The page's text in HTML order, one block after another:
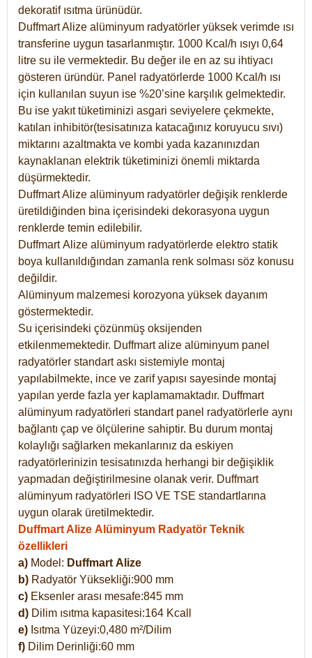
dekoratif ısıtma ürünüdür.
Duffmart Alize alüminyum radyatörler yüksek verimde ısı
transferine uygun tasarlanmıştır. 1000 Kcal/h ısıyı 0,64
litre su ile vermektedir. Bu değer ile en az su ihtiyacı
gösteren üründür. Panel radyatörlerde 1000 Kcal/h ısı
için kullanılan suyun ise %20’sine karşılık gelmektedir.
Bu ise yakıt tüketiminizi asgari seviyelere çekmekte,
katılan inhibitör(tesisatınıza katacağınız koruyucu sıvı)
miktarını azaltmakta ve kombi yada kazanınızdan
kaynaklanan elektrik tüketiminizi önemli miktarda
düşürmektedir.
Duffmart Alize alüminyum radyatörler değişik renklerde
üretildiğinden bina içerisindeki dekorasyona uygun
renklerde temin edilebilir.
DuffmartAlize alüminyum radyatörlerde elektro statik
boya kullanıldığından zamanla renk solması söz konusu
değildir.
Alüminyum malzemesi korozyona yüksek dayanım
göstermektedir.
Su içerisindeki çözünmüş oksijenden
etkilenmemektedir. Duffmart alize alüminyum panel
radyatörler standart askı sistemiyle montaj
yapılabilmekte, ince ve zarif yapısı sayesinde montaj
yapılan yerde fazla yer kaplamamaktadır. Duffmart
alüminyum radyatörleri standart panel radyatörlerle aynı
bağlantı çap ve ölçülerine sahiptir. Bu durum montaj
kolaylığı sağlarken mekanlarınız da eskiyen
radyatörlerinizin tesisatınızda herhangi bir değişiklik
yapmadan değiştirilmesine olanak verir. Duffmart
alüminyum radyatörleri ISO VE TSE standartlarına
uygun olarak üretilmektedir.
Duffmart Alize Alüminyum Radyatör Teknik
özellikleri
a) Model: Duffmart Alize
b) Radyatör Yüksekliği:900 mm
c) Eksenler arası mesafe:845 mm
d) Dilim ısıtma kapasitesi:164 Kcall
e) Isıtma Yüzeyi:0,480 m²/Dilim
f) Dilim Derinliği:60 mm